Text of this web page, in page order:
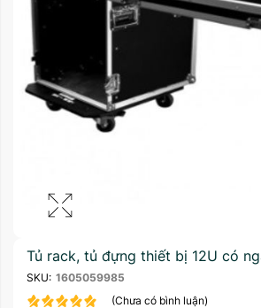
Tủ rack, tủ đựng thiết bị 12U có
SKU: 1605059985
(Chưa có bình luận)